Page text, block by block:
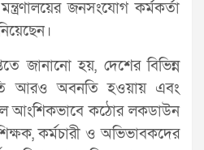
জনসংযোগ কর্মকর্তা
জানানো হয়, দেশের বিভিন্ন
আরও অবনতি হওয়ায় এবং
আংশিকভাবে কঠোর লকডাউন
কর্মচারী ও অভিভাবকদের